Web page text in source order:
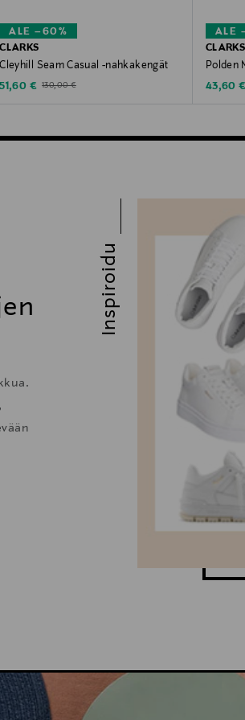
ALE –60%
CLARKS
Cleyhill Seam Casual -nahkakengät
Discounted Price
51,60 € Original Price
130,00 €
ALE
CLARKS
Polden
43,60 €
Inspiroidu